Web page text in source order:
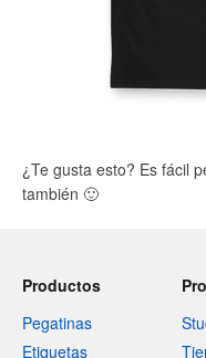
¿Te gusta esto? Es fácil
también 🙂
Productos
Pegatinas
Etiquetas
Pro